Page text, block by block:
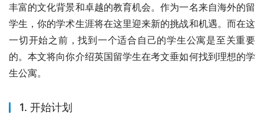
丰富的文化背景和卓越的教育机会。作为一名来自海外的留
学生，你的学术生涯将在这里迎来新的挑战和机遇。而在这
一切开始之前，找到一个适合自己的学生公寓是至关重要
的。本文将向你介绍英国留学生在考文垂如何找到理想的学
生公寓。
1. 开始计划